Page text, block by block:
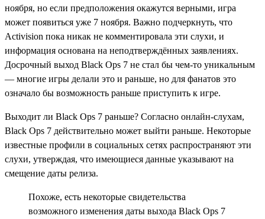
ноября, но если предположения окажутся верными, игра
может появиться уже 7 ноября. Важно подчеркнуть, что
Activision пока никак не комментировала эти слухи, и
информация основана на неподтверждённых заявлениях.
Досрочный выход Black Ops 7 не стал бы чем-то уникальным
— многие игры делали это и раньше, но для фанатов это
означало бы возможность раньше приступить к игре.
Выходит ли Black Ops 7 раньше? Согласно онлайн-слухам,
Black Ops 7 действительно может выйти раньше. Некоторые
известные профили в социальных сетях распространяют эти
слухи, утверждая, что имеющиеся данные указывают на
смещение даты релиза.
Похоже, есть некоторые свидетельства
возможного изменения даты выхода Black Ops 7